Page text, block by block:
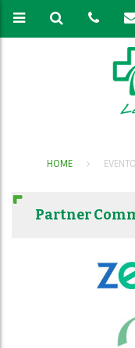
HOME EVENTO
Partner